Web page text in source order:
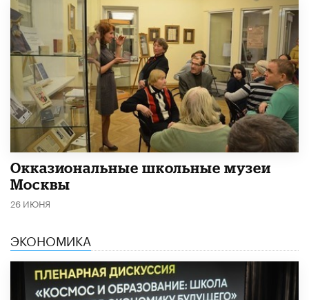
​Окказиональные школьные музеи
Москвы
26 ИЮНЯ
ЭКОНОМИКА